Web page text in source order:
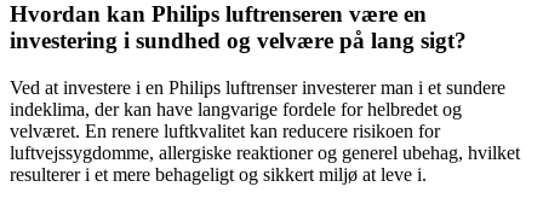
Hvordan kan Philips luftrenseren være en
investering i sundhed og velvære på lang sigt?
Ved at investere i en Philips luftrenser investerer man i et sundere
indeklima, der kan have langvarige fordele for helbredet og
velværet. En renere luftkvalitet kan reducere risikoen for
luftvejssygdomme, allergiske reaktioner og generel ubehag, hvilket
resulterer i et mere behageligt og sikkert miljø at leve i.